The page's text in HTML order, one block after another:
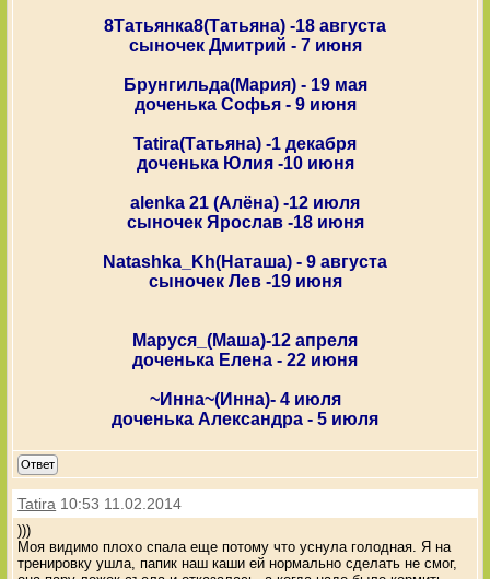
8Татьянка8(Татьяна) -18 августа
сыночек Дмитрий - 7 июня
Брунгильда(Мария) - 19 мая
доченька Софья - 9 июня
Tatira(Татьяна) -1 декабря
доченька Юлия -10 июня
alenka 21 (Алёна) -12 июля
сыночек Ярослав -18 июня
Natashka_Kh(Наташа) - 9 августа
сыночек Лев -19 июня
Маруся_(Маша)-12 апреля
доченька Елена - 22 июня
~Инна~(Инна)- 4 июля
доченька Александра - 5 июля
Ответ
Tatira 10:53 11.02.2014
)))
Моя видимо плохо спала еще потому что уснула голодная. Я на
тренировку ушла, папик наш каши ей нормально сделать не смог,